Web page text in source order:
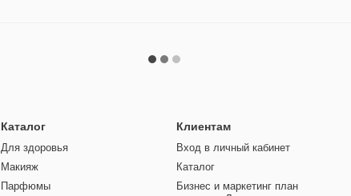
Каталог
Для здоровья
Макияж
Парфюмы
Клиентам
Вход в личный кабинет
Каталог
Бизнес и маркетинг план